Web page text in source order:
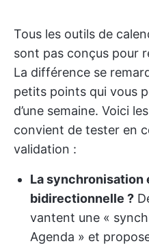
Tous les outils de
sont pas conçus pour
La différence se
petits points qui vous
d’une semaine. Voici
convient de tester en
validation :
La
bidirectionnelle ?
vantent une «
Agenda » et